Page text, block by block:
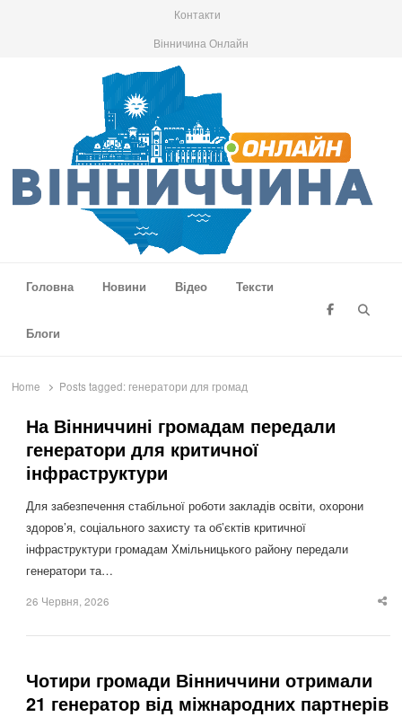
Контакти
Вінничина Онлайн
Головна
Новини Відео Тексти
Блоги
Home Posts tagged: генератори для громад
На Вінниччині громадам передали
генератори для критичної
інфраструктури
Для забезпечення стабільної роботи закладів освіти, охорони
здоров’я, соціального захисту та об’єктів критичної
інфраструктури громадам Хмільницького району передали
генератори та…
26 Червня, 2026
Чотири громади Вінниччини отримали
21 генератор від міжнародних партнерів